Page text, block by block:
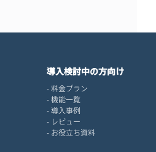
導入検討中の方向け
料金プラン
機能一覧
導入事例
レビュー
お役立ち資料